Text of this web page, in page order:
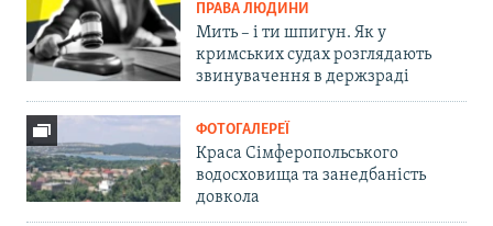
ПРАВА ЛЮДИНИ
Мить – і ти шпигун. Як у
кримських судах розглядають
звинувачення в держзраді
ФОТОГАЛЕРЕЇ
Краса Сімферопольського
водосховища та занедбаність
довкола